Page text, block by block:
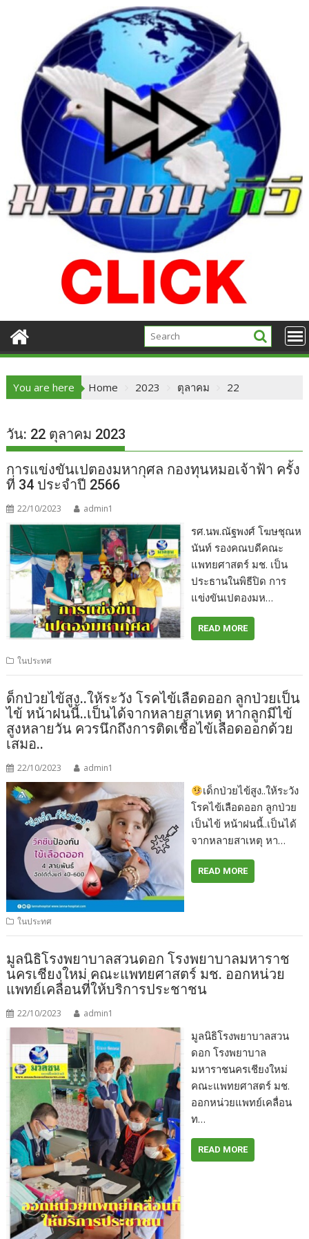
You are here Home 2023 ตุลาคม 22
วัน: 22 ตุลาคม 2023
การแข่งขันเปตองมหากุศล กองทุนหมอเจ้าฟ้า ครั้ง
ที่ 34 ประจำปี 2566
22/10/2023 admin1
รศ.นพ.ณัฐพงศ์ โฆษชุณห
นันท์ รองคณบดีคณะ
แพทยศาสตร์ มช. เป็น
ประธานในพิธีปิด การ
แข่งขันเปตองมห…
READ MORE
ในประทศ
ด็กป่วยไข้สูง..ให้ระวัง โรคไข้เลือดออก ลูกป่วยเป็น
ไข้ หน้าฝนนี้..เป็นได้จากหลายสาเหตุ หากลูกมีไข้
สูงหลายวัน ควรนึกถึงการติดเชื้อไข้เลือดออกด้วย
เสมอ..
22/10/2023 admin1
เด็กป่วยไข้สูง..ให้ระวัง
โรคไข้เลือดออก ลูกป่วย
เป็นไข้ หน้าฝนนี้..เป็นได้
จากหลายสาเหตุ หา…
READ MORE
ในประทศ
มูลนิธิโรงพยาบาลสวนดอก โรงพยาบาลมหาราช
นครเชียงใหม่ คณะแพทยศาสตร์ มช. ออกหน่วย
แพทย์เคลื่อนที่ให้บริการประชาชน
22/10/2023 admin1
มูลนิธิโรงพยาบาลสวน
ดอก โรงพยาบาล
มหาราชนครเชียงใหม่
คณะแพทยศาสตร์ มช.
ออกหน่วยแพทย์เคลื่อน
ท…
READ MORE